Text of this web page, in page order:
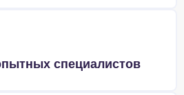
специалистов